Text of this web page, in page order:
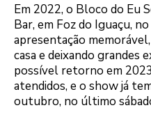
Em 2022, o Bloco do Eu
Bar, em Foz do Iguaçu,
apresentação
casa e deixando grandes
possível retorno em
atendidos, e o show já
outubro, no último